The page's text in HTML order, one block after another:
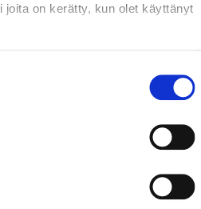
joita on kerätty, kun olet käyttänyt
POIKKEUKSELLISTA